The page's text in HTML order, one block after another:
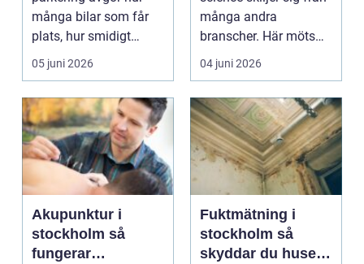
många bilar som får
plats, hur smidigt
trafiken flyter och ...
05 juni 2026
högst
många andra
branscher. Här möts
forskning, innovation...
04 juni 2026
Akupunktur i
stockholm så
fungerar
Fuktmätning i
stockholm så
skyddar du huset